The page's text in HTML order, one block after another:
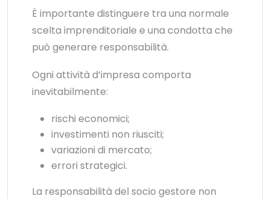
È importante distinguere tra una normale
scelta imprenditoriale e una condotta che
può generare responsabilità.
Ogni attività d’impresa comporta
inevitabilmente:
rischi economici;
investimenti non riusciti;
variazioni di mercato;
errori strategici.
La responsabilità del socio gestore non